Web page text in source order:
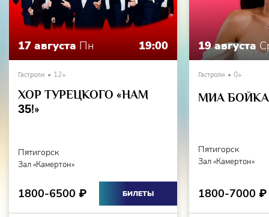
17 августа Пн 19:00
Гастроли 12+
ХОР ТУРЕЦКОГО «НАМ
35!»
Пятигорск
Зал «Камертон»
1800-6500 ₽ БИЛЕТЫ
19 августа
Гастроли 0+
МИА БОЙКА
Пятигорск
Зал «Камертон»
1800-7000 ₽